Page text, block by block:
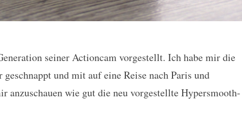
seiner Actioncam vorgestellt. Ich habe mir die
und mit auf eine Reise nach Paris und
anzuschauen wie gut die neu vorgestellte Hypersmooth-